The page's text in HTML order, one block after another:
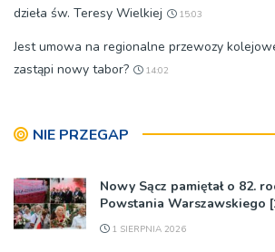
dzieła św. Teresy Wielkiej
15:03
Jest umowa na regionalne przewozy
zastąpi nowy tabor?
14:02
NIE PRZEGAP
Nowy Sącz pamiętał o 82.
Powstania Warszawskiego
1 SIERPNIA 2026